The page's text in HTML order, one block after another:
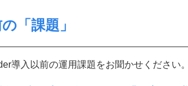
「課題」
導入以前の運用課題をお聞かせください。